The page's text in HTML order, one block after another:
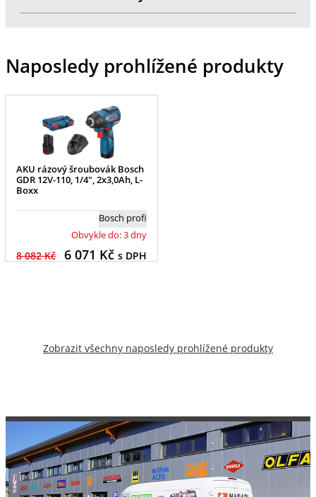
Naposledy prohlížené produkty
AKU rázový šroubovák Bosch
GDR 12V-110, 1/4", 2x3,0Ah, L-
Boxx
Bosch profi
Obvykle do: 3 dny
8 082 Kč 6 071 Kč s DPH
Zobrazit všechny naposledy prohlížené produkty